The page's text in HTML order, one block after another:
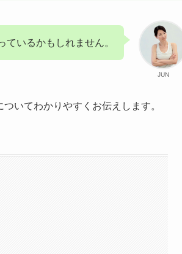
JUN
いるかもしれません。
いてわかりやすくお伝えします。